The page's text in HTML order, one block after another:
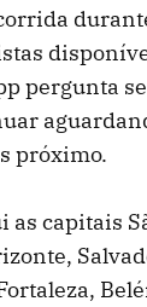
pergunta
próximo.
capitais